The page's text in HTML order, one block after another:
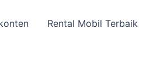
Rental Mobil Terbaik